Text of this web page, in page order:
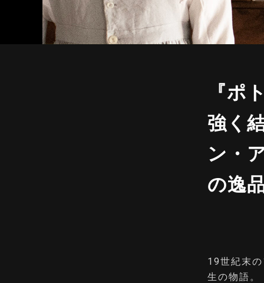
『ポ
強く
ン・
の逸
19世紀末
生の物語。